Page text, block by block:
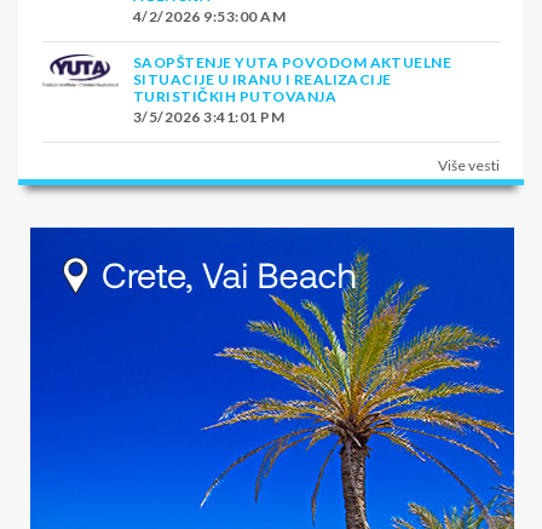
4/2/2026 9:53:00 AM
SAOPŠTENJE YUTA POVODOM AKTUELNE
SITUACIJE U IRANU I REALIZACIJE
TURISTIČKIH PUTOVANJA
3/5/2026 3:41:01 PM
Više vesti